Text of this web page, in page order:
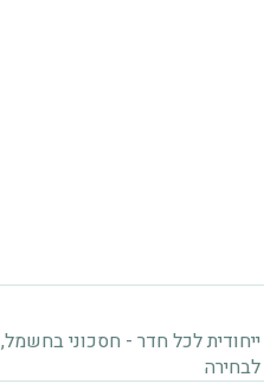
לכל חדר - חסכוני בחשמל,